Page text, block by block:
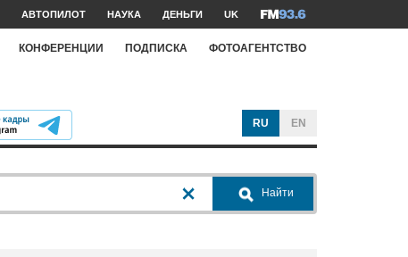
АВТОПИЛОТ НАУКА ДЕНЬГИ UK
КОНФЕРЕНЦИИ ПОДПИСКА ФОТОАГЕНТСТВО
RU EN
Найти